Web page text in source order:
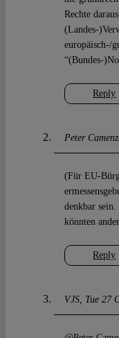
Reply
Rechte
(Landes-
europäisch-/
“(Bundes-
Peter
Reply
(Für EU-
denkbar sein.
könnten
VJS Tue 27